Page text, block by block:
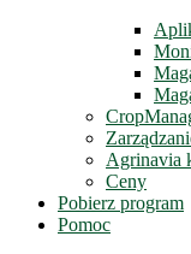
Agrinavia
Ceny
Pobierz program
Pomoc